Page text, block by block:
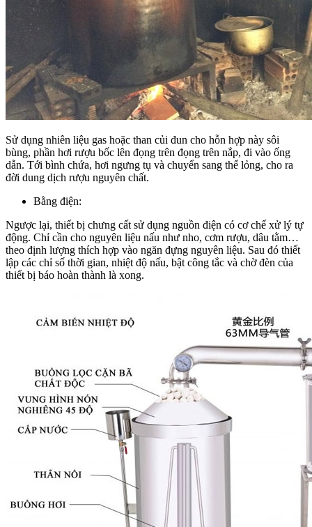
Sử dụng nhiên liệu gas hoặc than củi đun cho hỗn hợp này sôi
bùng, phần hơi rượu bốc lên đọng trên đọng trên nắp, đi vào ống
dẫn. Tới bình chứa, hơi ngưng tụ và chuyển sang thể lỏng, cho ra
đời dung dịch rượu nguyên chất.
Bằng điện:
Ngược lại, thiết bị chưng cất sử dụng nguồn điện có cơ chế xử lý tự
động. Chỉ cần cho nguyên liệu nấu như nho, cơm rượu, dâu tằm…
theo định lượng thích hợp vào ngăn đựng nguyên liệu. Sau đó thiết
lập các chỉ số thời gian, nhiệt độ nấu, bật công tắc và chờ đèn của
thiết bị báo hoàn thành là xong.